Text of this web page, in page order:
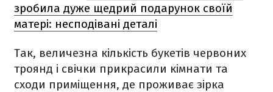
зробила дуже щедрий подарунок своїй
матері: несподівані деталі
Так, величезна кількість букетів червоних
троянд і свічки прикрасили кімнати та
сходи приміщення, де проживає зірка